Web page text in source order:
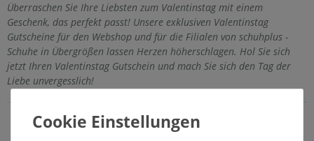
Überraschen Sie Ihre Liebsten zum Valentinstag mit einem
Geschenk, das perfekt passt! Unsere exklusiven Valentinstag
Gutscheine für den Webshop und für die Filialen von schuhplus -
Schuhe in Übergrößen lassen Herzen höherschlagen. Hol Sie sich
jetzt Ihren Valentinstag Gutschein und mach Sie sich den Tag der
Liebe unvergesslich!